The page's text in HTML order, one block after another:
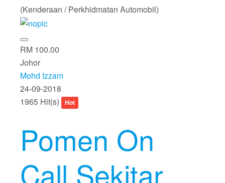
(Kenderaan / Perkhidmatan Automobil)
RM 100.00
Johor
Mohd Izzam
24-09-2018
1965 Hit(s)
Hot
Pomen On
Call Sekitar